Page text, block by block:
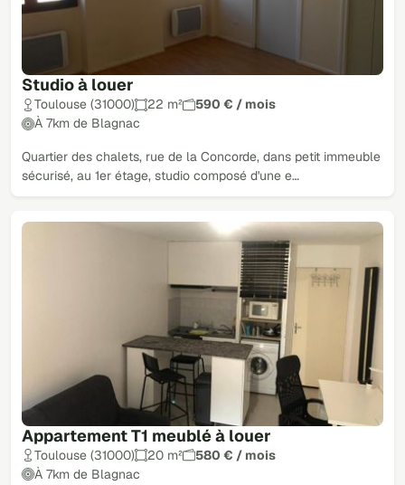
Studio à louer
Toulouse (31000) 22 m²
590 € / mois
À 7km de Blagnac
Quartier des chalets, rue de la Concorde, dans petit immeuble
sécurisé, au 1er étage, studio composé d'une e…
Appartement T1 meublé à louer
Toulouse (31000) 20 m²
580 € / mois
À 7km de Blagnac